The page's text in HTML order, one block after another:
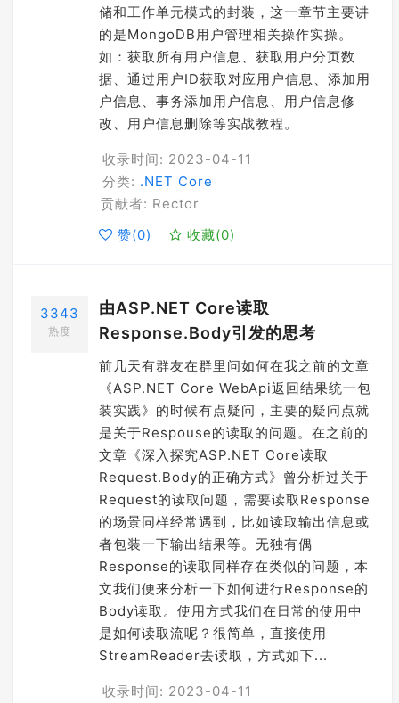
储和工作单元模式的封装，这一章节主要讲
的是MongoDB用户管理相关操作实操。
如：获取所有用户信息、获取用户分页数
据、通过用户ID获取对应用户信息、添加用
户信息、事务添加用户信息、用户信息修
改、用户信息删除等实战教程。
收录时间: 2023-04-11
分类: .NET Core
贡献者: Rector
赞(0) 收藏(0)
3343
热度
由ASP.NET Core读取
Response.Body引发的思考
前几天有群友在群里问如何在我之前的文章
《ASP.NET Core WebApi返回结果统一包
装实践》的时候有点疑问，主要的疑问点就
是关于Respouse的读取的问题。在之前的
文章《深入探究ASP.NET Core读取
Request.Body的正确方式》曾分析过关于
Request的读取问题，需要读取Response
的场景同样经常遇到，比如读取输出信息或
者包装一下输出结果等。无独有偶
Response的读取同样存在类似的问题，本
文我们便来分析一下如何进行Response的
Body读取。使用方式我们在日常的使用中
是如何读取流呢？很简单，直接使用
StreamReader去读取，方式如下...
收录时间: 2023-04-11